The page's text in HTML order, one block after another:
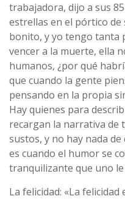
trabajadora, dijo a sus
estrellas en el pórtico de
bonito, y yo tengo tanta
vencer a la muerte, ella
humanos, ¿por qué
que cuando la gente
pensando en la propia
Hay quienes para
recargan la narrativa de
sustos, y no hay nada
es cuando el humor se
tranquilizante que uno
La felicidad: «La felicidad